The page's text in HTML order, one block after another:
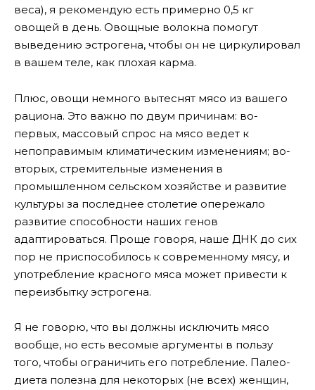
веса), я рекомендую есть примерно 0,5 кг
овощей в день. Овощные волокна помогут
выведению эстрогена, чтобы он не циркулировал
в вашем теле, как плохая карма.
Плюс, овощи немного вытеснят мясо из вашего
рациона. Это важно по двум причинам: во-
первых, массовый спрос на мясо ведет к
непоправимым климатическим изменениям; во-
вторых, стремительные изменения в
промышленном сельском хозяйстве и развитие
культуры за последнее столетие опережало
развитие способности наших генов
адаптироваться. Проще говоря, наше ДНК до сих
пор не приспособилось к современному мясу, и
употребление красного мяса может привести к
переизбытку эстрогена.
Я не говорю, что вы должны исключить мясо
вообще, но есть весомые аргументы в пользу
того, чтобы ограничить его потребление. Палео-
диета полезна для некоторых (не всех) женщин,